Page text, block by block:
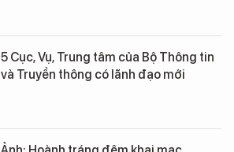
5 Cục, Vụ, Trung tâm của Bộ Thông tin
và Truyền thông có lãnh đạo mới